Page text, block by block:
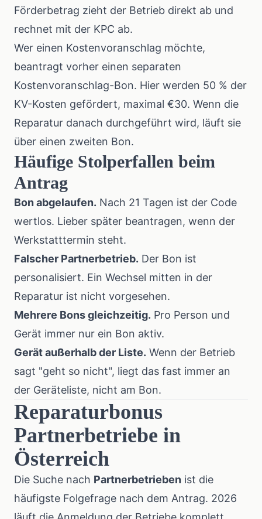
Förderbetrag zieht der Betrieb direkt ab und
rechnet mit der KPC ab.
Wer einen Kostenvoranschlag möchte,
beantragt vorher einen separaten
Kostenvoranschlag-Bon. Hier werden 50 % der
KV-Kosten gefördert, maximal €30. Wenn die
Reparatur danach durchgeführt wird, läuft sie
über einen zweiten Bon.
Häufige Stolperfallen beim
Antrag
Bon abgelaufen. Nach 21 Tagen ist der Code
wertlos. Lieber später beantragen, wenn der
Werkstatttermin steht.
Falscher Partnerbetrieb. Der Bon ist
personalisiert. Ein Wechsel mitten in der
Reparatur ist nicht vorgesehen.
Mehrere Bons gleichzeitig. Pro Person und
Gerät immer nur ein Bon aktiv.
Gerät außerhalb der Liste. Wenn der Betrieb
sagt "geht so nicht", liegt das fast immer an
der Geräteliste, nicht am Bon.
Reparaturbonus
Partnerbetriebe in
Österreich
Die Suche nach Partnerbetrieben ist die
häufigste Folgefrage nach dem Antrag. 2026